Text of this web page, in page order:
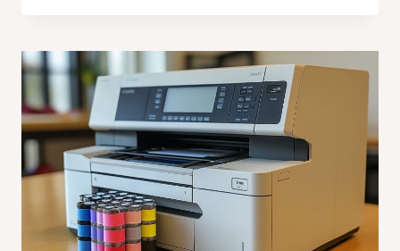
:
L’ALLIÉE
PARFAITE
CONTRE
LES
TEMPÉRATURES
GLACIALES